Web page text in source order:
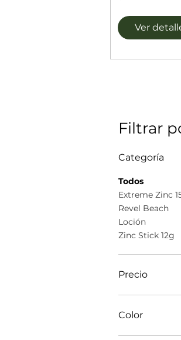
Ver
Filtrar
Categoría
Todos
Extreme Zinc
Revel Beach
Loción
Zinc Stick 12g
Precio
10 US$
Color